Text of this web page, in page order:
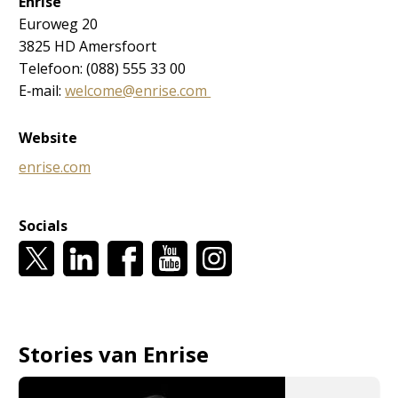
Euroweg 20
3825 HD Amersfoort
Telefoon: (088) 555 33 00
E‐mail:welcome@enrise.com
Website
enrise.com
Socials
Stories van Enrise